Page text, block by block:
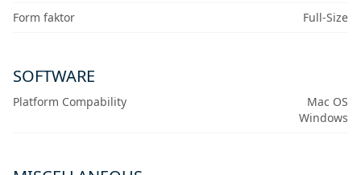
Form faktor
Full-Size
SOFTWARE
Platform Compability
Mac OS
Windows